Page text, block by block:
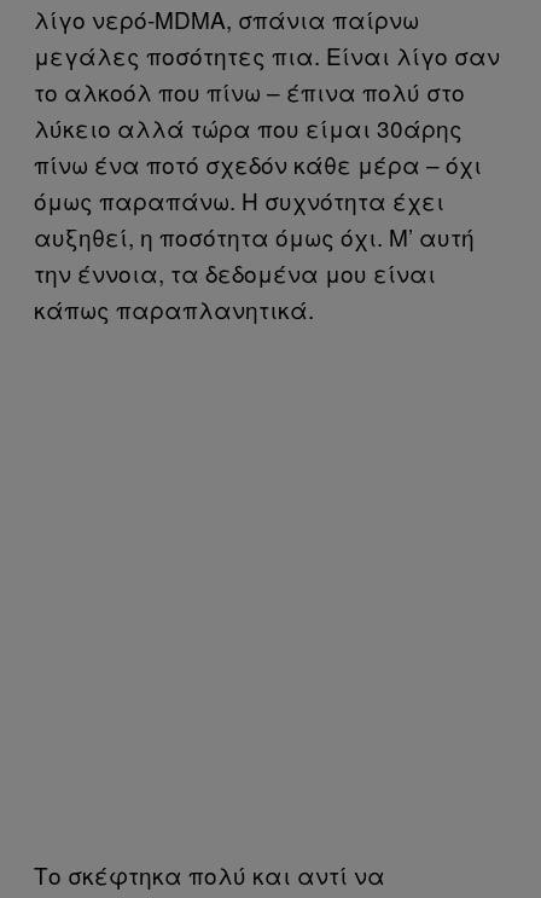
λίγο νερό-MDMA, σπάνια παίρνω
μεγάλες ποσότητες πια. Είναι λίγο σαν
το αλκοόλ που πίνω – έπινα πολύ στο
λύκειο αλλά τώρα που είμαι 30άρης
πίνω ένα ποτό σχεδόν κάθε μέρα – όχι
όμως παραπάνω. Η συχνότητα έχει
αυξηθεί, η ποσότητα όμως όχι. Μ’ αυτή
την έννοια, τα δεδομένα μου είναι
κάπως παραπλανητικά.
Το σκέφτηκα πολύ και αντί να